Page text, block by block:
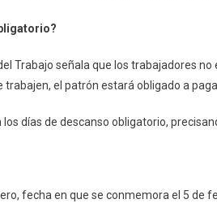
Trabajo señala que los trabajadores
trabajen, el patrón estará obligado a
los días de descanso obligatorio,
fecha en que se conmemora el 5 de